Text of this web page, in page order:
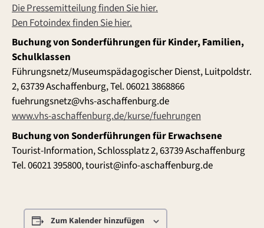
Die Pressemitteilung finden Sie hier.
Den Fotoindex finden Sie hier.
Buchung von Sonderführungen für Kinder, Familien,
Schulklassen
Führungsnetz/Museumspädagogischer Dienst, Luitpoldstr.
2, 63739 Aschaffenburg, Tel. 06021 3868866
fuehrungsnetz@vhs-aschaffenburg.de
www.vhs-aschaffenburg.de/kurse/fuehrungen
Buchung von Sonderführungen für Erwachsene
Tourist-Information, Schlossplatz 2, 63739 Aschaffenburg
Tel. 06021 395800, tourist@info-aschaffenburg.de
Zum Kalender hinzufügen